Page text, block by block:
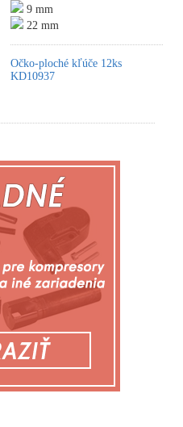
9 mm
22 mm
Očko-ploché kľúče 12ks
KD10937